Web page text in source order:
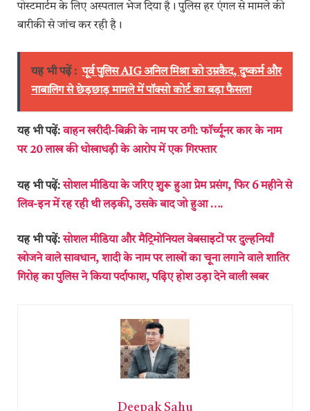
पोस्टमार्टम के लिए अस्पताल भेज दिया है। पुलिस हर एंगल से मामले की
बारीकी से जांच कर रही है।
यह भी पढ़ें : पूर्व पुलिस AIG अनिल मिश्रा को उम्रकैद, दुष्कर्म और
नाबालिग से छेड़छाड़ मामले में पॉक्सो कोर्ट का बड़ा फैसला
यह भी पढ़ें: वाहन खरीदी-बिक्री के नाम पर ठगी: फॉर्च्यूनर कार के नाम
पर 20 लाख की धोखाधड़ी के आरोप में एक गिरफ्तार
यह भी पढ़ें:सोशल मीडिया के जरिए शुरू हुआ प्रेम प्रसंग, फिर 6 महीने से
लिव-इन में रह रही थी लड़की, उसके बाद जो हुआ ….
यह भी पढ़ें:सोशल मीडिया और मैट्रिमोनियल वेबसाइटों पर दुल्हनियाँ
खोजने वाले सावधान, शादी के नाम पर लाखों का चूना लगाने वाले शातिर
गिरोह का पुलिस ने किया पर्दाफाश, पढ़िए होश उड़ा देने वाली खबर
Deepak Sahu